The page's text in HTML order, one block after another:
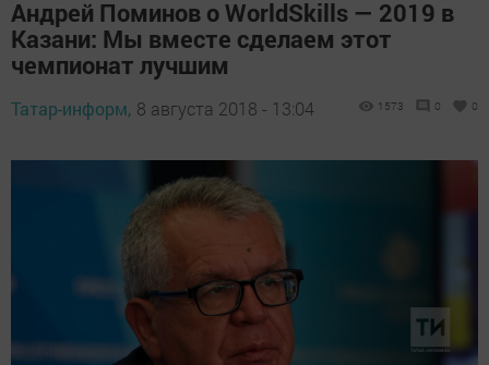
Андрей Поминов о WorldSkills — 2019 в
Казани: Мы вместе сделаем этот
чемпионат лучшим
Татар-информ, 8 августа 2018 - 13:04 1573 0 0